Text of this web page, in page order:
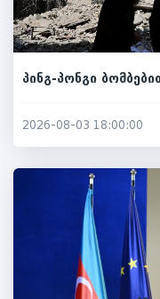
პინგ-პონგი
2026-08-03 18:00:00